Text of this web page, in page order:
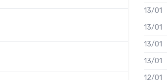
13/01
13/01
13/01
13/01
12/01